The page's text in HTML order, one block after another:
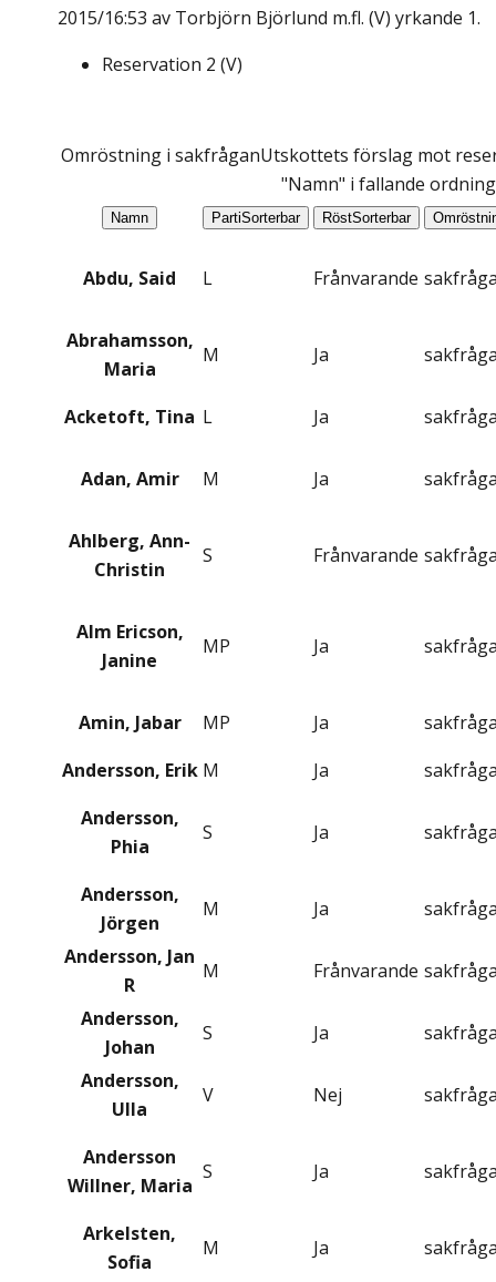
2015/16:53 av Torbjörn Björlund m.fl. (V) yrkande 1.
Reservation 2 (V)
Omröstning i sakfråganUtskottets förslag mot
"Namn" i fallande ordning
Namn PartiSorterbar RöstSorterbar
Abdu, Said L Frånvarande
Abrahamsson,
Maria
M Ja
Acketoft, Tina L Ja
Adan, Amir M Ja
Ahlberg, Ann-
Christin
S Frånvarande
Alm Ericson,
Janine
MP Ja
Amin, Jabar MP Ja
Andersson, Erik M Ja
Andersson,
Phia
S Ja
Andersson,
Jörgen
M Ja
Andersson, Jan
R
M Frånvarande
Andersson,
Johan
S Ja
Andersson,
Ulla
V Nej
Andersson
Willner, Maria
S Ja
Arkelsten,
Sofia
M Ja